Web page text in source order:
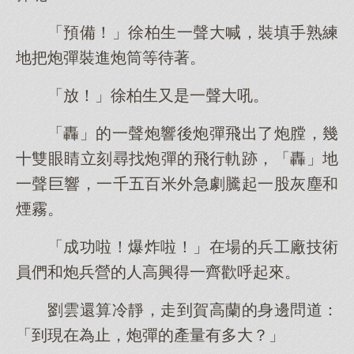
「預備！」徐柏生一聲大喊，裝填手熟練
地把炮彈裝進炮筒等待著。
「放！」徐柏生又是一聲大吼。
「轟」的一聲炮響後炮彈飛出了炮膛，幾
十雙眼睛立刻尋找炮彈的飛行軌跡，「轟」地
一聲巨響，一千五百米外急劇騰起一股灰塵和
煙霧。
「成功啦！爆炸啦！」在場的兵工廠技術
員們和炮兵營的人高興得一齊歡呼起來。
劉雲還算冷靜，走到賀高蘭的身邊問道：
「到現在為止，炮彈的產量有多大？」